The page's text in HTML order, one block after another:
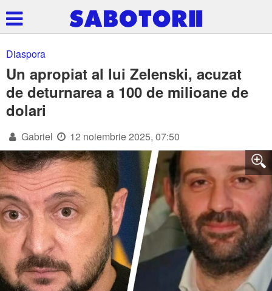
Diaspora
Un apropiat al lui Zelenski, acuzat
de deturnarea a 100 de milioane de
dolari
Gabriel 12 noiembrie 2025, 07:50